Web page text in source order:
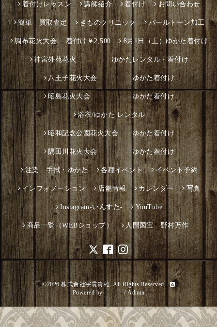
着付けレッスン 講師紹介 着付け お問い合わせ
簡単 買取査定 きものクリニック パールトーン加工
調布花火大会 着付け￥2,500 8月1日（土）ゆかた着付け
神宮外苑花火 ゆかたレンタル・着付け
八王子花火大会 ゆかた着付け
昭島花火大会 ゆかた着付け
浴衣/ゆかた レンタル
昭和記念公園花火大会 ゆかた着付け
隅田川花火大会 ゆかた着付け
注染 手拭・ゆかた 各種イベント イベント予約
インフォメーション 店舗情報 カレンダー 写真
Instagram-いんすた- YouTube
商品一覧（WEBショップ） 人間国宝 野村万作
©2026 株式會社宇貫貴雄. All Rights Reserved.
Powered by グーペ/Admin